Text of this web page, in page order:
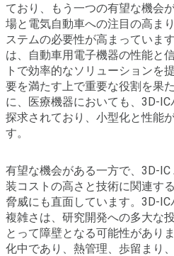
ており、もう一つの有望な機会
場と電気自動車への注目の高ま
ステムの必要性が高まっていま
は、自動車用電子機器の性能と
トで効率的なソリューションを
要を満たす上で重要な役割を果
に、医療機器においても、3D-
探求されており、小型化と性能
す。
有望な機会がある一方で、3D-
装コストの高さと技術に関連す
脅威にも直面しています。3D-
複雑さは、研究開発への多大な
とって障壁となる可能性があり
化中であり、熱管理、歩留まり